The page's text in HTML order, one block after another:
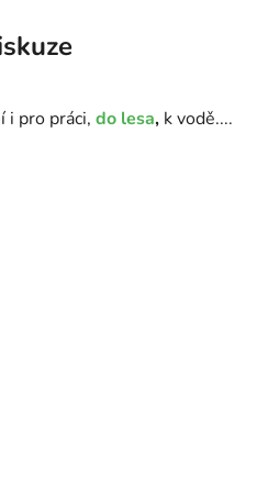
i pro práci, do lesa, k vodě....